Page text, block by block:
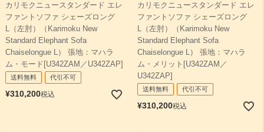
カリモクニュースタンダード エレ
ファントソファ シェーズロング
L（左肘）（Karimoku New
Standard Elephant Sofa
Chaiselongue L） 張地：マハラ
ム・モード[U342ZAM／U342ZAP]
送料無料 代引不可
¥310,200税込
カリモクニュースタンダード エレ
ファントソファ シェーズロング
L（左肘）（Karimoku New
Standard Elephant Sofa
Chaiselongue L） 張地：マハラ
ム・メリット[U342ZAM／
U342ZAP]
送料無料 代引不可
¥310,200税込